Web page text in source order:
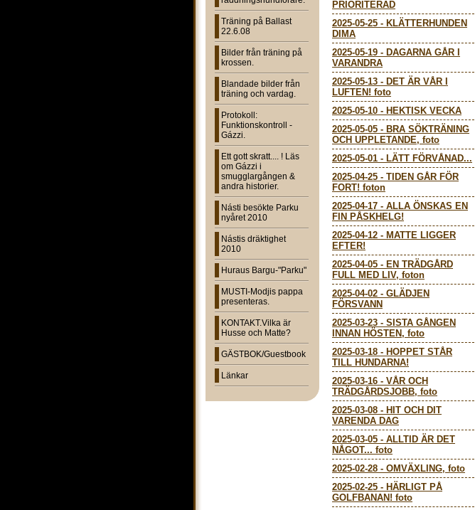
Träning på Ballast
22.6.08
Bilder från träning på
krossen.
Blandade bilder från
träning och vardag.
Protokoll:
Funktionskontroll -
Gázzi.
Ett gott skratt.... ! Läs
om Gázzi i
smugglargången &
andra historier.
Násti besökte Parku
nyåret 2010
Nástis dräktighet
2010
Huraus Bargu-"Parku"
MUSTI-Modjis pappa
presenteras.
KONTAKT.Vilka är
Husse och Matte?
GÄSTBOK/Guestbook
Länkar
PRIORITERAD
2025-05-25 - KLÄTTERHUNDEN
DIMA
2025-05-19 - DAGARNA GÅR I
VARANDRA
2025-05-13 - DET ÄR VÅR I
LUFTEN! foto
2025-05-10 - HEKTISK VECKA
2025-05-05 - BRA SÖKTRÄNING
OCH UPPLETANDE, foto
2025-05-01 - LÄTT FÖRVÅNAD...
2025-04-25 - TIDEN GÅR FÖR
FORT! foton
2025-04-17 - ALLA ÖNSKAS EN
FIN PÅSKHELG!
2025-04-12 - MATTE LIGGER
EFTER!
2025-04-05 - EN TRÄDGÅRD
FULL MED LIV, foton
2025-04-02 - GLÄDJEN
FÖRSVANN
2025-03-23 - SISTA GÅNGEN
INNAN HÖSTEN, foto
2025-03-18 - HOPPET STÅR
TILL HUNDARNA!
2025-03-16 - VÅR OCH
TRÄDGÅRDSJOBB, foto
2025-03-08 - HIT OCH DIT
VARENDA DAG
2025-03-05 - ALLTID ÄR DET
NÅGOT... foto
2025-02-28 - OMVÄXLING, foto
2025-02-25 - HÄRLIGT PÅ
GOLFBANAN! foto